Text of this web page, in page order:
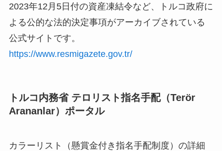
2023年12月5日付の資産凍結令など、トルコ政府に
よる公的な法的決定事項がアーカイブされている
公式サイトです。
https://www.resmigazete.gov.tr/
トルコ内務省 テロリスト指名手配（Terör
Arananlar）ポータル
カラーリスト（懸賞金付き指名手配制度）の詳細